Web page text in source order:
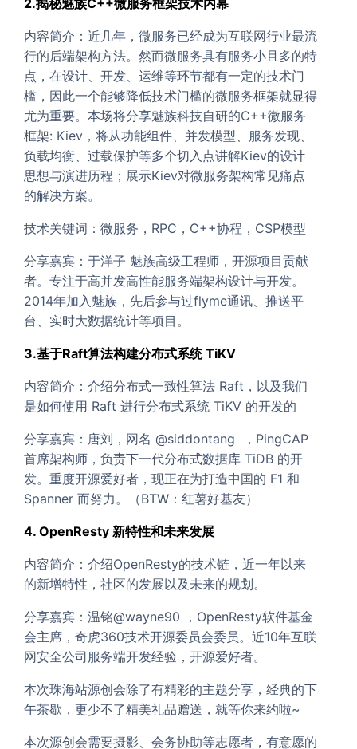
内容简介：近几年，微服务已经成为互联网行业最流
行的后端架构方法。然而微服务具有服务小且多的特
点，在设计、开发、运维等环节都有一定的技术门
槛，因此一个能够降低技术门槛的微服务框架就显得
尤为重要。本场将分享魅族科技自研的C++微服务
框架: Kiev，将从功能组件、并发模型、服务发现、
负载均衡、过载保护等多个切入点讲解Kiev的设计
思想与演进历程；展示Kiev对微服务架构常见痛点
的解决方案。
技术关键词：微服务，RPC，C++协程，CSP模型
分享嘉宾：于洋子 魅族高级工程师，开源项目贡献
者。专注于高并发高性能服务端架构设计与开发。
2014年加入魅族，先后参与过flyme通讯、推送平
台、实时大数据统计等项目。
3.基于Raft算法构建分布式系统 TiKV
内容简介：介绍分布式一致性算法 Raft，以及我们
是如何使用 Raft 进行分布式系统 TiKV 的开发的
分享嘉宾：唐刘，网名 @siddontang ，PingCAP
首席架构师，负责下一代分布式数据库 TiDB 的开
发。重度开源爱好者，现正在为打造中国的 F1 和
Spanner 而努力。（BTW：红薯好基友）
4. OpenResty 新特性和未来发展
内容简介：介绍OpenResty的技术链，近一年以来
的新增特性，社区的发展以及未来的规划。
分享嘉宾：温铭@wayne90 ，OpenResty软件基金
会主席，奇虎360技术开源委员会委员。近10年互联
网安全公司服务端开发经验，开源爱好者。
本次珠海站源创会除了有精彩的主题分享，经典的下
午茶歇，更少不了精美礼品赠送，就等你来约啦~
本次源创会需要摄影、会务协助等志愿者，有意愿的